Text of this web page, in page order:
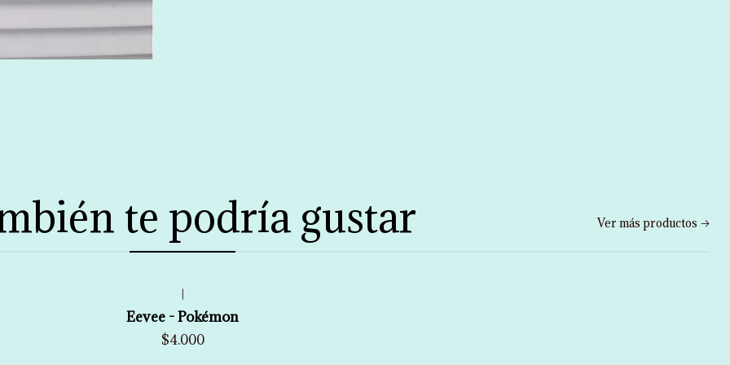
te podría gustar Ver más productos
Eevee - Pokémon
$4.000